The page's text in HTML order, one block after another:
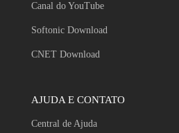
Canal do YouTube
Softonic Download
CNET Download
AJUDA E CONTATO
Central de Ajuda